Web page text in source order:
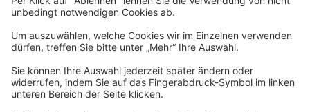
Zum Newsletter anmelden
vhs Post
Zur vhs Post anmelden
Kontrast